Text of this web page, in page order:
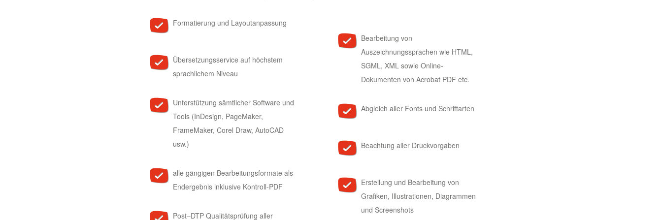
Formatierung und Layoutanpassung
Übersetzungsservice auf höchstem
sprachlichem Niveau
Unterstützung sämtlicher Software und
Tools (InDesign, PageMaker,
FrameMaker, Corel Draw, AutoCAD
usw.)
alle gängigen Bearbeitungsformate als
Endergebnis inklusive Kontroll-PDF
Post–DTP Qualitätsprüfung aller
Bearbeitung von
Auszeichnungssprachen wie HTML,
SGML, XML sowie Online-
Dokumenten von Acrobat PDF etc.
Abgleich aller Fonts und Schriftarten
Beachtung aller Druckvorgaben
Erstellung und Bearbeitung von
Grafiken, Illustrationen, Diagrammen
und Screenshots